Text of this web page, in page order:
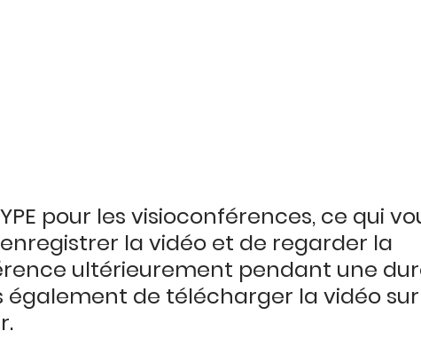
pour les visioconférences, ce qui
la vidéo et de regarder la
ultérieurement pendant une
également de télécharger la vidéo